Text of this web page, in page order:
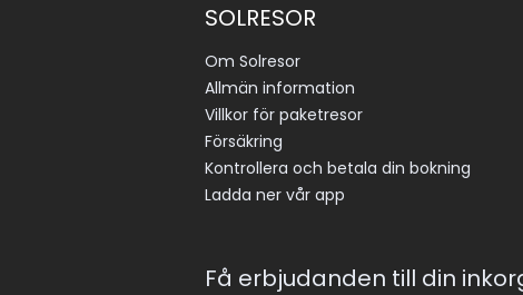
SOLRESOR
Om Solresor
Allmän information
Villkor för paketresor
Försäkring
Kontrollera och betala din bokning
Ladda ner vår app
Få erbjudanden till din